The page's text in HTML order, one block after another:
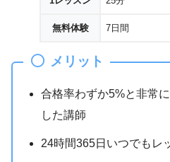
無料体験 7日間
メリット
合格率わずか5%と非常
した講師
24時間365日いつでもレ